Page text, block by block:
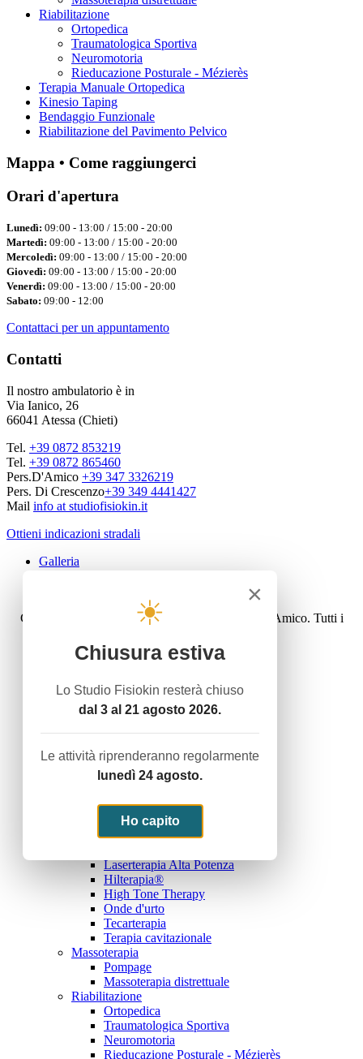
Riabilitazione
Ortopedica
Traumatologica Sportiva
Neuromotoria
Rieducazione Posturale - Mézierès
Terapia Manuale Ortopedica
Kinesio Taping
Bendaggio Funzionale
Riabilitazione del Pavimento Pelvico
Mappa • Come raggiungerci
Orari d'apertura
Lunedì: 09:00 - 13:00 / 15:00 - 20:00
Martedì: 09:00 - 13:00 / 15:00 - 20:00
Mercoledì: 09:00 - 13:00 / 15:00 - 20:00
Giovedì: 09:00 - 13:00 / 15:00 - 20:00
Venerdì: 09:00 - 13:00 / 15:00 - 20:00
Sabato: 09:00 - 12:00
Contattaci per un appuntamento
Contatti
Il nostro ambulatorio è in
Via Ianico, 26
66041 Atessa (Chieti)
Tel. +39 0872 853219
Tel. +39 0872 865460
Pers.D'Amico +39 347 3326219
Pers. Di Crescenzo+39 349 4441427
Mail info at studiofisiokin.it
Ottieni indicazioni stradali
×
☀
Chiusura estiva
Lo Studio Fisiokin resterà chiuso
dal 3 al 21 agosto 2026.
Le attività riprenderanno regolarmente
lunedì 24 agosto.
Ho capito
Galleria
Copyright © 2016 Studiofisiokin - Dott. Carlo D'Amico. Tutti i
Sito web realizzato daPublivoro
Attività
Servizio Termale con acque termali
Ginnastica Dolce
Rieducazione Posturale - Mézierès
Riabilitazione Domiciliare
Noi e lo sport
Elettroterapia Antalgica
Elettroterapia Di Stimolazione
Ultrasuonoterapia
Laserterapia Alta Potenza
Hilterapia®
High Tone Therapy
Onde d'urto
Tecarterapia
Terapia cavitazionale
Massoterapia
Pompage
Massoterapia distrettuale
Riabilitazione
Ortopedica
Traumatologica Sportiva
Neuromotoria
Rieducazione Posturale - Mézierès